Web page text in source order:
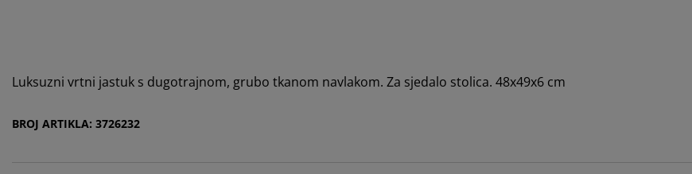
Luksuzni vrtni jastuk s dugotrajnom, grubo tkanom navlakom. Za sjedalo stolica. 48x49x6 cm
BROJ ARTIKLA: 3726232